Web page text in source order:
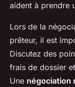
aident à prendre
Lors de la
prêteur, il est
Discutez des
frais de dossier
Une négociation